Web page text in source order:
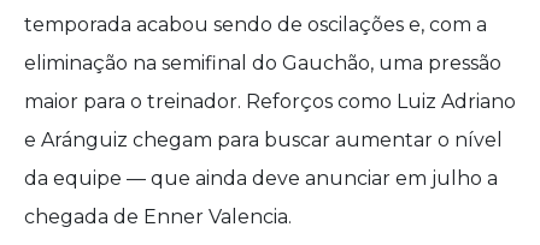
temporada acabou sendo de oscilações e, com a
eliminação na semifinal do Gauchão, uma pressão
maior para o treinador. Reforços como Luiz Adriano
e Aránguiz chegam para buscar aumentar o nível
da equipe — que ainda deve anunciar em julho a
chegada de Enner Valencia.